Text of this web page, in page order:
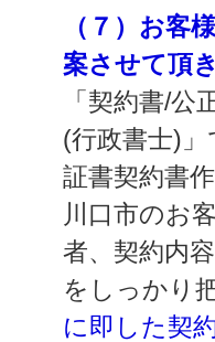
（７）お客
案させて頂
「契約書/
(行政書士)
証書契約書
川口市のお
者、契約内
をしっかり
に即した契